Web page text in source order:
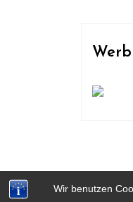
Wir benutzen